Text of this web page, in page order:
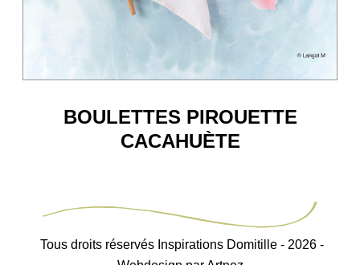
BOULETTES PIROUETTE
CACAHUÈTE
Tous droits réservés Inspirations Domitille - 2026 -